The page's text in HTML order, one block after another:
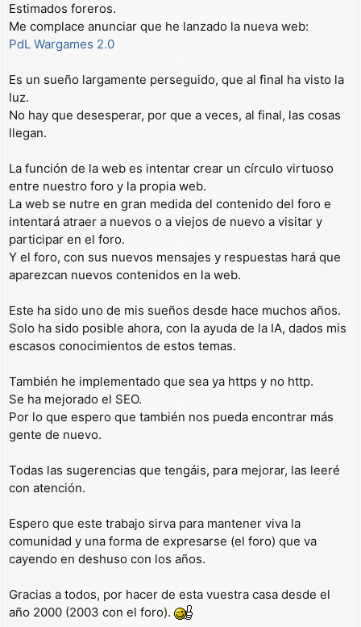
n
s
a
j
Estimados foreros.
Me complace anunciar que he lanzado la nueva web:
PdL Wargames 2.0
Es un sueño largamente perseguido, que al final ha visto la
luz.
No hay que desesperar, por que a veces, al final, las cosas
llegan.
La función de la web es intentar crear un círculo virtuoso
entre nuestro foro y la propia web.
La web se nutre en gran medida del contenido del foro e
intentará atraer a nuevos o a viejos de nuevo a visitar y
participar en el foro.
Y el foro, con sus nuevos mensajes y respuestas hará que
aparezcan nuevos contenidos en la web.
Este ha sido uno de mis sueños desde hace muchos años.
Solo ha sido posible ahora, con la ayuda de la IA, dados mis
escasos conocimientos de estos temas.
También he implementado que sea ya https y no http.
Se ha mejorado el SEO.
Por lo que espero que también nos pueda encontrar más
gente de nuevo.
Todas las sugerencias que tengáis, para mejorar, las leeré
con atención.
Espero que este trabajo sirva para mantener viva la
comunidad y una forma de expresarse (el foro) que va
cayendo en deshuso con los años.
Gracias a todos, por hacer de esta vuestra casa desde el
año 2000 (2003 con el foro).